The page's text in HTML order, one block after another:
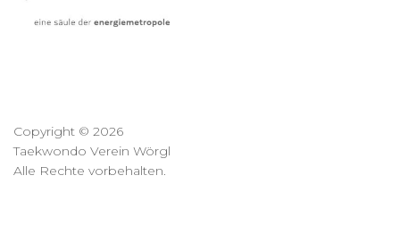
Copyright © 2026
Taekwondo Verein Wörgl
Alle Rechte vorbehalten.